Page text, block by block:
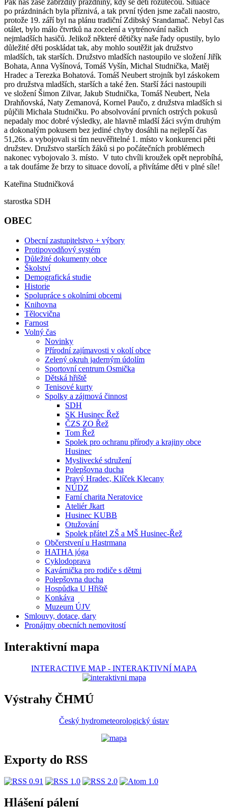
po prázdninách byla příznivá, a tak první týden jsme začali naostro,
protože 19. září byl na plánu tradiční Zdibský Srandamač. Nebyl čas
otálet, bylo málo čtvrtků na zocelení a vytrénování našich
nejmladších hasičů. Jelikož některé dětičky naše řady opustily, bylo
důležité děti poskládat tak, aby mohlo soutěžit jak družstvo
mladších, tak starších. Družstvo mladších nastoupilo ve složení Jiřík
Bohata, Anna Vyšínová, Tomáš Vyšín, Michal Studnička, Matěj
Hradec a Terezka Bohatová. Tomáš Neubert strojník byl záskokem
pro družstva mladších, starších a také žen. Starší žáci nastoupili
ve složení Šimon Zilvar, Jakub Studnička, Tomáš Neubert, Nela
Drahňovská, Naty Zemanová, Kornel Paučo, z družstva mladších si
půjčili Michala Studničku. Po absolvování prvních ostrých pokusů
nepadaly moc dobré výsledky, ale hlavně mladší žáci svým druhým
a dokonalým pokusem bez jediné chyby dosáhli na nejlepší čas
51,26s. a vybojovali si tím neuvěřitelné 1. místo v konkurenci pěti
družstev. Družstvo starších žáků si po počátečních problémech
nakonec vybojovalo 3. místo. V tuto chvíli kroužek opět neprobíhá,
a tak doufáme že brzy to situace dovolí, a přivítáme děti v plné síle!
Kateřina Studničková
starostka SDH
OBEC
Obecní zastupitelstvo + výbory
Protipovodňový systém
Důležité dokumenty obce
Školství
Demografická studie
Historie
Spolupráce s okolními obcemi
Knihovna
Tělocvična
Farnost
Volný čas
Novinky
Přírodní zajímavosti v okolí obce
Zelený okruh jaderným údolím
Sportovní centrum Osmička
Dětská hřiště
Tenisové kurty
Spolky a zájmová činnost
SDH
SK Husinec Řež
ČZS ZO Řež
Tom Řež
Spolek pro ochranu přírody a krajiny obce
Husinec
Myslivecké sdružení
Polepšovna ducha
Pravý Hradec, Klíček Klecany
NÚDZ
Farní charita Neratovice
Ateliér Jkart
Husinec KUBB
Otužování
Spolek přátel ZŠ a MŠ Husinec-Řež
Občerstvení u Hastrmana
HATHA jóga
Cyklodoprava
Kavárnička pro rodiče s dětmi
Polepšovna ducha
Hospůdka U Hřiště
Konkáva
Muzeum ÚJV
Smlouvy, dotace, dary
Pronájmy obecních nemovitostí
Interaktivní mapa
INTERACTIVE MAP - INTERAKTIVNÍ MAPA
Výstrahy ČHMÚ
Český hydrometeorologický ústav
Exporty do RSS
Hlášení pálení